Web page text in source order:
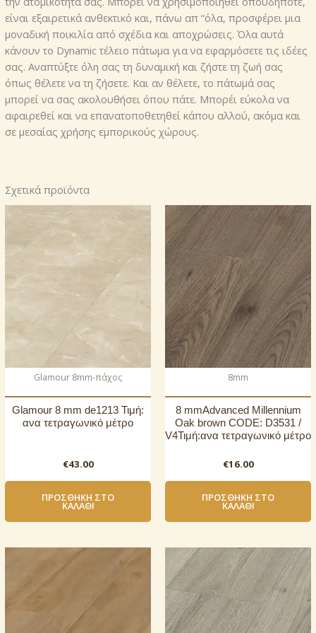
είναι εξαιρετικά ανθεκτικό και, πάνω απ “όλα, προσφέρει μια
μοναδική ποικιλία από σχέδια και αποχρώσεις. Όλα αυτά
κάνουν το Dynamic τέλειο πάτωμα για να εφαρμόσετε τις ιδέες
σας. Αναπτύξτε όλη σας τη δυναμική και ζήστε τη ζωή σας
όπως θέλετε να τη ζήσετε. Και αν θέλετε, το πάτωμά σας
μπορεί να σας ακολουθήσει όπου πάτε. Μπορέι εύκολα να
αφαιρεθεί και να επανατοποθετηθεί κάπου αλλού, ακόμα και
σε μεσαίας χρήσης εμπορικούς χώρους.
Σχετικά προϊόντα
Glamour 8mm-πάχος
Glamour 8 mm de1213 Τιμή:
ανα τετραγωνικό μέτρο
€43.00
ΠΡΟΣΘΉΚΗ ΣΤΟ
ΚΑΛΆΘΙ
8mm
8 mmAdvanced Millennium
Oak brown CODE: D3531 /
V4Τιμή:ανα τετραγωνικό μέτρο
€16.00
ΠΡΟΣΘΉΚΗ ΣΤΟ
ΚΑΛΆΘΙ